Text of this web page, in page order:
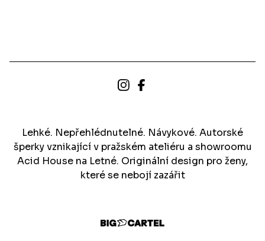
Lehké. Nepřehlédnutelné. Návykové. Autorské
šperky vznikající v pražském ateliéru a showroomu
Acid House na Letné. Originální design pro ženy,
které se nebojí zazářit